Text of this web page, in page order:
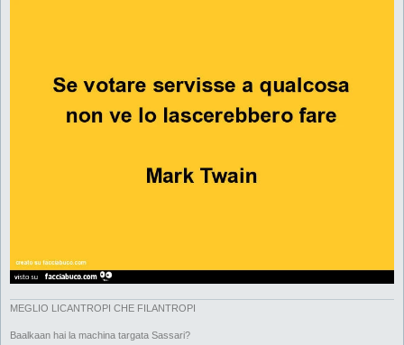
MEGLIO LICANTROPI CHE FILANTROPI
Baalkaan hai la machina targata Sassari?